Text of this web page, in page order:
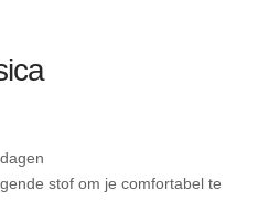
stof om je comfortabel te